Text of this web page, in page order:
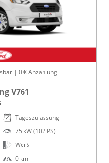
| 0 € Anzahlung
V761
Tageszulassung
75 kW (102 PS)
Weiß
0 km